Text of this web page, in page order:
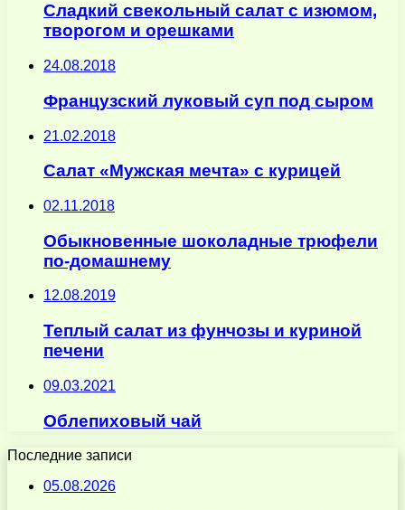
Сладкий свекольный салат с изюмом,
творогом и орешками
24.08.2018
Французский луковый суп под сыром
21.02.2018
Салат «Мужская мечта» с курицей
02.11.2018
Обыкновенные шоколадные трюфели
по-домашнему
12.08.2019
Теплый салат из фунчозы и куриной
печени
09.03.2021
Облепиховый чай
Последние записи
05.08.2026